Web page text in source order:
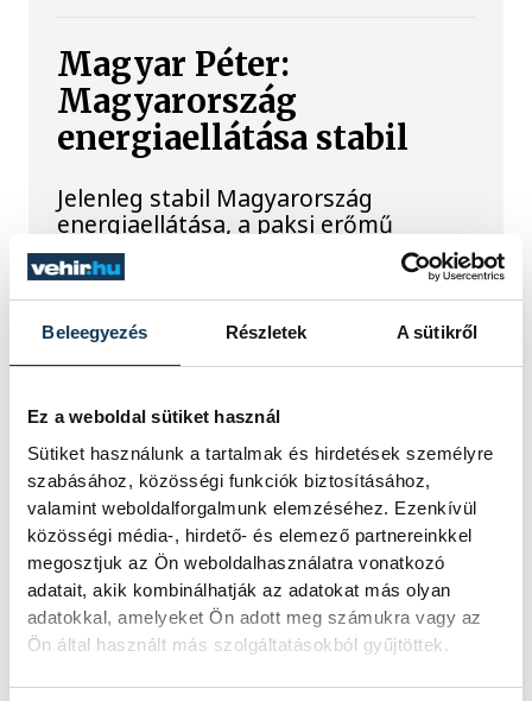
Beleegyezés Részletek A sütikről
Ez a weboldal sütiket használ
Sütiket használunk a tartalmak és hirdetések személyre
szabásához, közösségi funkciók biztosításához,
valamint weboldalforgalmunk elemzéséhez. Ezenkívül
közösségi média-, hirdető- és elemező partnereinkkel
megosztjuk az Ön weboldalhasználatra vonatkozó
adatait, akik kombinálhatják az adatokat más olyan
adatokkal, amelyeket Ön adott meg számukra vagy az
Ön által használt más szolgáltatásokból gyűjtöttek.
Magyar Péter:
Magyarország
energiaellátása stabil
Jelenleg stabil Magyarország
energiaellátása, a paksi erőmű
munkatársai azon dolgoznak, hogy az
utolsó még termelő turbina
hibamentesen működjön - közölte a
miniszterelnök a paksi erőműnél tett
Játék közben fedezik fel
a tudomány világát a
veszprémi gyerekek
Látványos kísérletek, kreatív
feladatok és sok-sok élmény várja a
gyerekeket a veszprémi Tinker
Labsben. Videónkban Balassa
Marietta, a központ vezetője mutatja